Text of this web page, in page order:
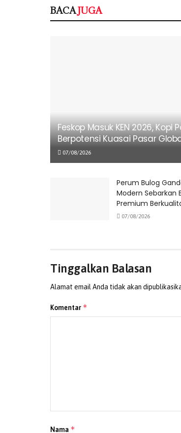
BACAJUGA
Feskop Masuk KEN 2026, Kopi
Berpotensi Kuasai Pasar
07/08/2026
Perum Bulog
Modern Sebarkan
Premium
07/08/2026
Tinggalkan Balasan
Alamat email Anda tidak akan
Komentar *
Nama *